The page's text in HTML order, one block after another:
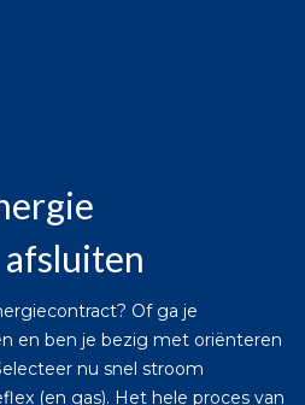
Of ga je
en ben je bezig met oriënteren
nu snel stroom
(en gas). Het hele proces van